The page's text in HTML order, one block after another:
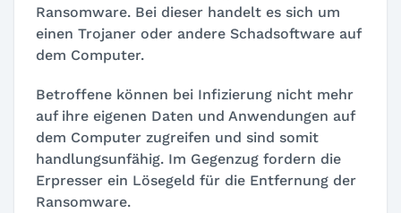
Ransomware. Bei dieser handelt es sich um
einen Trojaner oder andere Schadsoftware auf
dem Computer.
Betroffene können bei Infizierung nicht mehr
auf ihre eigenen Daten und Anwendungen auf
dem Computer zugreifen und sind somit
handlungsunfähig. Im Gegenzug fordern die
Erpresser ein Lösegeld für die Entfernung der
Ransomware.